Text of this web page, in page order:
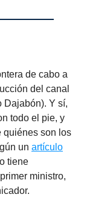
de cabo a
del canal
Dajabón). Y sí,
todo el pie, y
quiénes son los
un artículo
tiene
ministro,